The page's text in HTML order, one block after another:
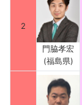
2
門脇孝宏
(福島県)